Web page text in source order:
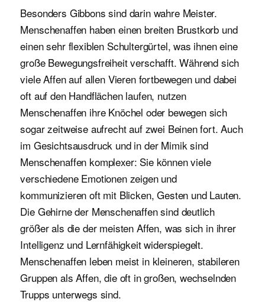
Besonders Gibbons sind darin wahre Meister.
Menschenaffen haben einen breiten Brustkorb und
einen sehr flexiblen Schultergürtel, was ihnen eine
große Bewegungsfreiheit verschafft. Während sich
viele Affen auf allen Vieren fortbewegen und dabei
oft auf den Handflächen laufen, nutzen
Menschenaffen ihre Knöchel oder bewegen sich
sogar zeitweise aufrecht auf zwei Beinen fort. Auch
im Gesichtsausdruck und in der Mimik sind
Menschenaffen komplexer: Sie können viele
verschiedene Emotionen zeigen und
kommunizieren oft mit Blicken, Gesten und Lauten.
Die Gehirne der Menschenaffen sind deutlich
größer als die der meisten Affen, was sich in ihrer
Intelligenz und Lernfähigkeit widerspiegelt.
Menschenaffen leben meist in kleineren, stabileren
Gruppen als Affen, die oft in großen, wechselnden
Trupps unterwegs sind.